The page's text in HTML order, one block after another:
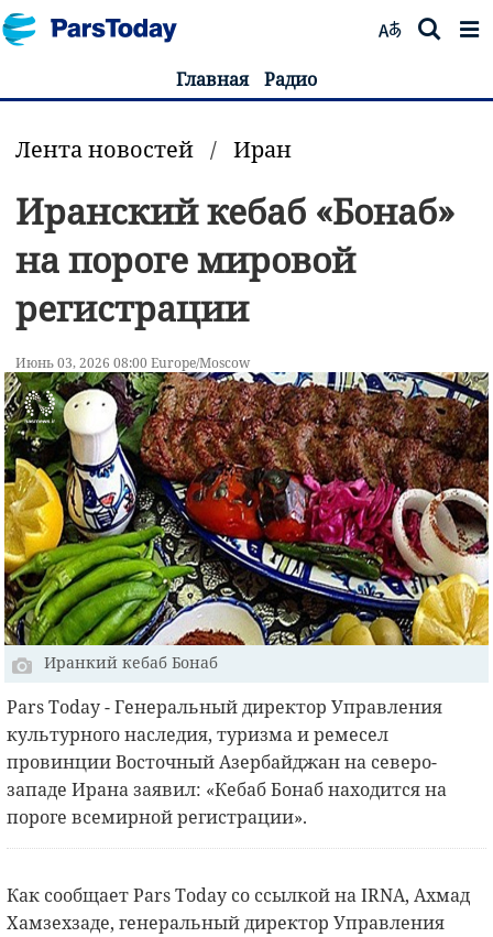
Главная Радио
Лента новостей / Иран
Иранский кебаб «Бонаб»
на пороге мировой
регистрации
Июнь 03, 2026 08:00 Europe/Moscow
Иранкий кебаб Бонаб
Pars Today - Генеральный директор Управления
культурного наследия, туризма и ремесел
провинции Восточный Азербайджан на северо-
западе Ирана заявил: «Кебаб Бонаб находится на
пороге всемирной регистрации».
Как сообщает Pars Today со ссылкой на IRNA, Ахмад
Хамзехзаде, генеральный директор Управления